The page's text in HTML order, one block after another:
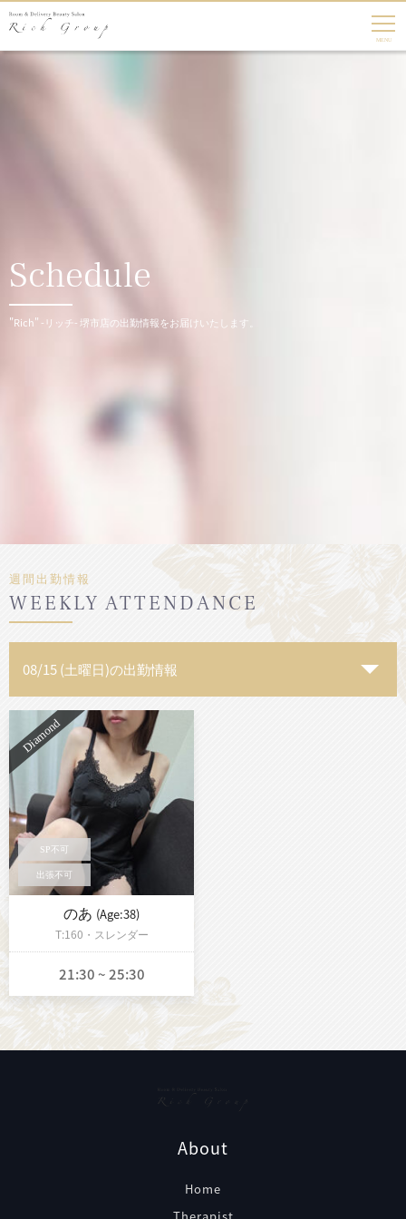
Schedule
"Rich" -リッチ- 堺市店の出勤情報をお届けいたします。
週間出勤情報
のあ (Age:38)
T:160・スレンダー
21:30 ~ 25:30
About
Home